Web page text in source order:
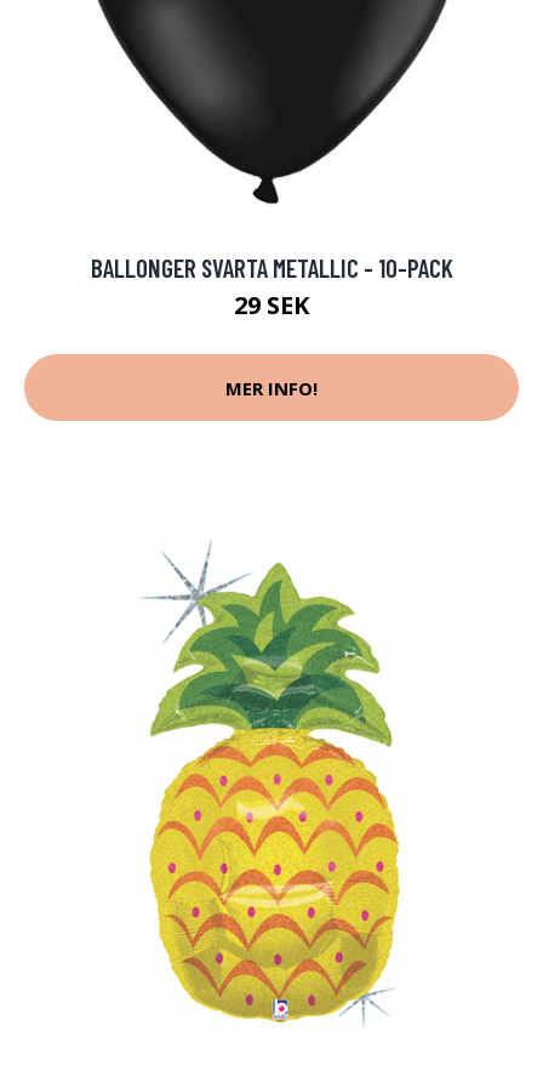
BALLONGER SVARTA METALLIC - 10-PACK
29 SEK
MER INFO!